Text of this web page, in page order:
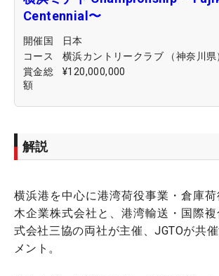
Centennial〜
開催国
日本
コース
横浜カントリークラブ （神奈川県
賞金総
額
¥120,000,000
解説
横浜港を中心に港湾荷役事業・倉庫
木企業株式会社と、港湾輸送・国際
式会社三協の両社が主催、JGTOが共
メント。